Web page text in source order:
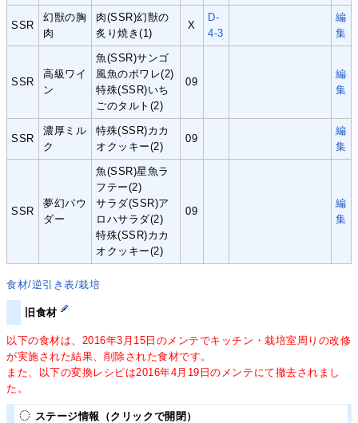
SSR
幻獣の胸
肉
肉(SSR)幻獣の
炙り焼き(1)
X
D-
4-3
編
集
SSR
高級ワイ
ン
魚(SSR)サンゴ
風魚のポワレ(2)
特殊(SSR)いち
ごのタルト(2)
09
編
集
SSR
濃厚ミル
ク
特殊(SSR)カカ
オクッキー(2)
09
編
集
SSR
夢幻パウ
ダー
魚(SSR)星魚ラ
フテー(2)
サラダ(SSR)ア
ロハサラダ(2)
特殊(SSR)カカ
オクッキー(2)
09
編
集
食材/逆引き表/栽培
旧食材
以下の食材は、2016年3月15日のメンテでキッチン・栽培室周りの改修
が実施された結果、削除された食材です。
また、以下の変換レシピは2016年4月19日のメンテにて撤去されまし
た。
ステージ情報（クリックで開閉）